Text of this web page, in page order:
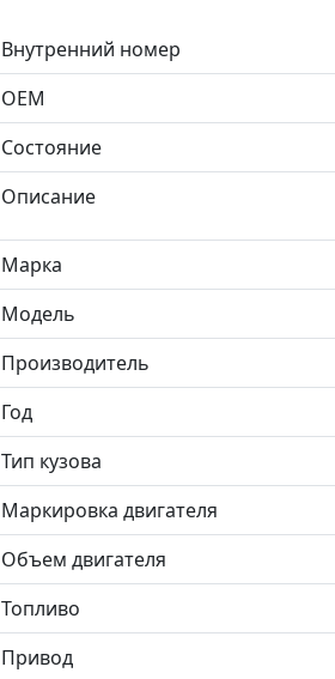
Внутренний номер
ОЕМ
Состояние
Описание
Марка
Модель
Производитель
Год
Тип кузова
Маркировка двигателя
Объем двигателя
Топливо
Привод